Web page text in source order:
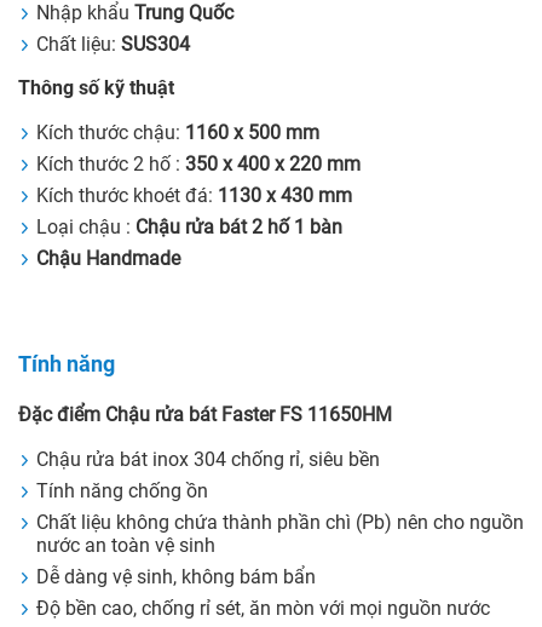
Nhập khẩu Trung Quốc
Chất liệu: SUS304
Thông số kỹ thuật
Kích thước chậu: 1160 x 500 mm
Kích thước 2 hố : 350 x 400 x 220 mm
Kích thước khoét đá: 1130 x 430 mm
Loại chậu : Chậu rửa bát 2 hố 1 bàn
Chậu Handmade
Tính năng
Đặc điểm Chậu rửa bát Faster FS 11650HM
Chậu rửa bát inox 304 chống rỉ, siêu bền
Tính năng chống ồn
Chất liệu không chứa thành phần chì (Pb) nên cho nguồn
nước an toàn vệ sinh
Dễ dàng vệ sinh, không bám bẩn
Độ bền cao, chống rỉ sét, ăn mòn với mọi nguồn nước